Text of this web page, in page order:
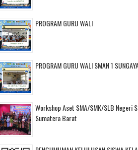
PROGRAM GURU WALI
PROGRAM GURU WALI SMAN 1
Workshop Aset SMA/SMK/SLB Negeri
Sumatera Barat